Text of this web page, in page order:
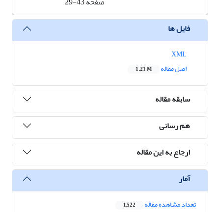
فایل ها
اصل مقاله
1.21 M
سابقه مقاله
هم رسانی
ارجاع به این مقاله
آمار
تعداد مشاهده مقاله 1,522